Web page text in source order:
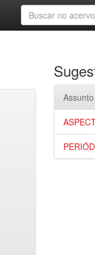
Assunto